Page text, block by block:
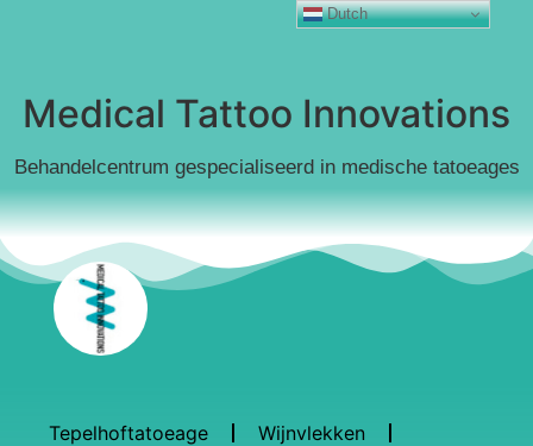
Medical Tattoo Innovations
Behandelcentrum gespecialiseerd in medische tatoeages
Tepelhoftatoeage Wijnvlekken
Dutch